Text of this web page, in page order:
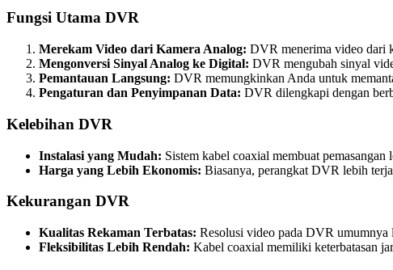
Fungsi Utama DVR
Merekam Video dari Kamera Analog: DVR menerima video dari
Mengonversi Sinyal Analog ke Digital: DVR mengubah sinyal
Pemantauan Langsung: DVR memungkinkan Anda untuk
Pengaturan dan Penyimpanan Data: DVR dilengkapi dengan
Kelebihan DVR
Instalasi yang Mudah: Sistem kabel coaxial membuat
Harga yang Lebih Ekonomis: Biasanya, perangkat DVR lebih
Kekurangan DVR
Kualitas Rekaman Terbatas: Resolusi video pada DVR
Fleksibilitas Lebih Rendah: Kabel coaxial memiliki keterbatasan